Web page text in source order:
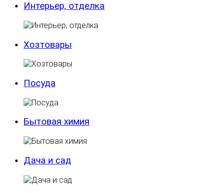
Интерьер, отделка
Хозтовары
Посуда
Бытовая химия
Дача и сад